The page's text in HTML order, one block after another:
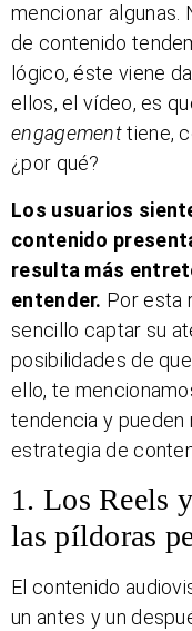
mencionar algunas.
de contenido
lógico, éste viene
ellos, el vídeo, es
engagementtiene,
¿por qué?
Los usuarios
contenido
resulta más
entender. Por esta
sencillo captar su
posibilidades de
ello, te
tendencia y
estrategia de
1. Los Reels
las píldoras
El contenido
un antes y un